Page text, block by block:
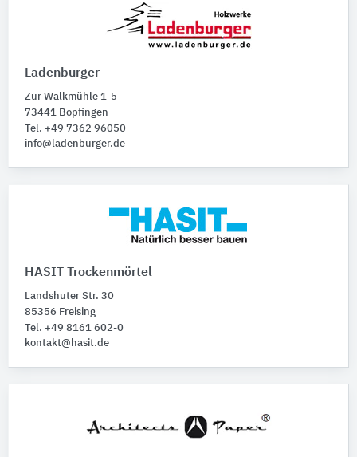
Ladenburger
Zur Walkmühle 1-5
73441 Bopfingen
Tel. +49 7362 96050
info@ladenburger.de
HASIT Trockenmörtel
Landshuter Str. 30
85356 Freising
Tel. +49 8161 602-0
kontakt@hasit.de